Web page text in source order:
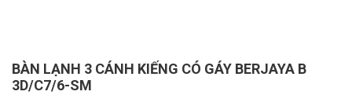
BÀN LẠNH 3 CÁNH KIẾNG CÓ GÁY BERJAYA B
3D/C7/6-SM